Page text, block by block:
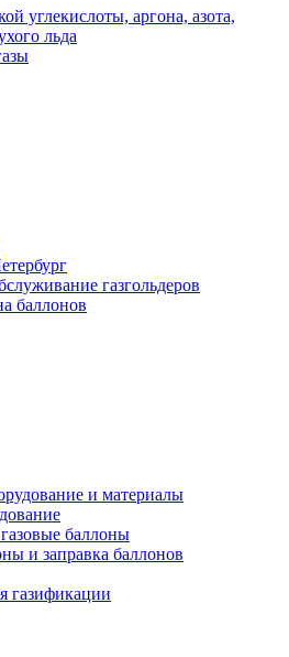
углекислоты, аргона, азота,
льда
газгольдеров
баллонов
и материалы
баллоны
и заправка баллонов
газификации